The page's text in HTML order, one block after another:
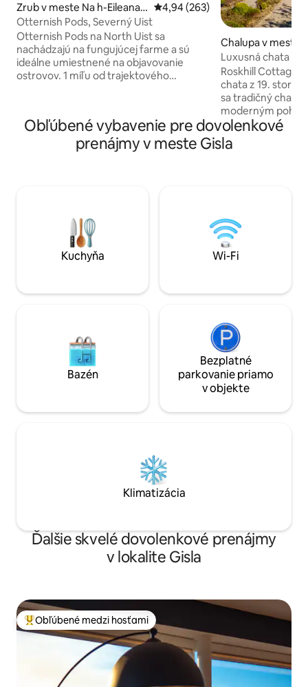
Zrub v meste Na h-Eileanan
an Iar
Priemerné ohodnotenie 4,94 z
4,94 (263)
Otternish Pods, Severný Uist
Otternish Pods na North Uist sa
nachádzajú na fungujúcej farme a sú
ideálne umiestnené na objavovanie
ostrovov. 1 míľu od trajektového
časťou, priestorom na spanie a
sprchovacou miestnosťou. 3/4 lôžka a
rozkladacia pohovka poskytujú
dispozícii. Kúrenie, televízor a Wi-Fi
prispievajú k príjemnému a pohodlnému
Chalupa v meste
Luxusná chata
Grilovacia chata
Roskhill Cottage
chata z 19.
sa tradičný
moderným pohodlím. Nachádza
súkromných
more a pohorie
drevo, altánok s
Dunveganu a v
reštaurácií,
ideálne na
dobrodružstvo na
Obľúbené vybavenie pre dovolenkové
prenájmy v meste Gisla
Kuchyňa Wi-Fi
Bazén
Bezplatné
parkovanie priamo
v objekte
Klimatizácia
Ďalšie skvelé dovolenkové prenájmy
v lokalite Gisla
Najobľúbenejšie medzi hosťami
Obľúbené medzi hosťami